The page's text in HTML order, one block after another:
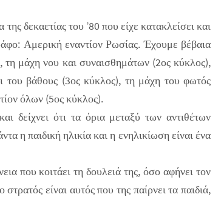
δεκαετίας του ’80 που είχε κατακλείσει και
Αμερική εναντίον Ρωσίας. Έχουμε βέβαια
τη μάχη νου και συναισθημάτων (2ος κύκλος),
του βάθους (3ος κύκλος), τη μάχη του φωτός
όλων (5ος κύκλος).
δείχνει ότι τα όρια μεταξύ των αντιθέτων
η παιδική ηλικία και η ενηλικίωση είναι ένα
που κοιτάει τη δουλειά της, όσο αφήνει τον
είναι αυτός που της παίρνει τα παιδιά,